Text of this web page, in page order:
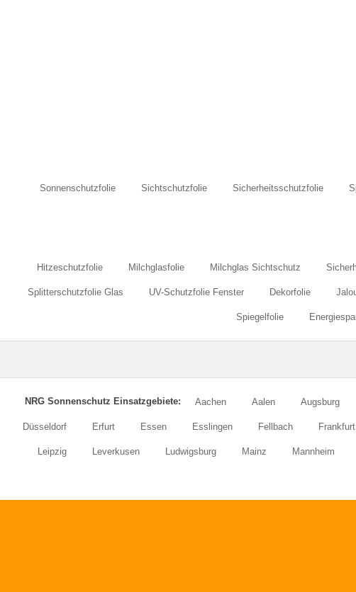
Sonnenschutzfolie Sichtschutzfolie Sicherheitsschutzfolie
Hitzeschutzfolie Milchglasfolie Milchglas Sichtschutz
Splitterschutzfolie Glas UV-Schutzfolie Fenster Dekorfolie
Spiegelfolie
NRG Sonnenschutz Einsatzgebiete: Aachen Aalen Augsburg
Düsseldorf Erfurt Essen Esslingen Fellbach Frankfurt
Leipzig Leverkusen Ludwigsburg Mainz Mannheim